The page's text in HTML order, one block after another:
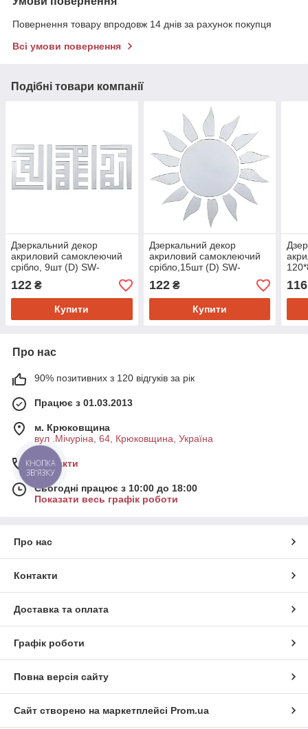
Повернення товару впродовж 14 днів за рахунок покупця
Всі умови повернення
Подібні товари компанії
Дзеркальний декор
акриловий самоклеючий
срібло, 9шт (D) SW-
00002498
122 ₴
Купити
Дзеркальний декор
акриловий самоклеючий
срібло,15шт (D) SW-
00002501
122₴
Купити
116
Про нас
90% позитивних з 120 відгуків за рік
Працює з 01.03.2013
м. Крюковщина
вул .Мічуріна, 64, Крюковщина, Україна
Контакти
Сьогодні працює з 10:00 до 18:00
Показати весь графік роботи
Про нас
Контакти
Доставка та оплата
Графік роботи
Повна версія сайту
Сайт створено на маркетплейсі Prom.ua
КНОПКА
ЗВ'ЯЗКУ